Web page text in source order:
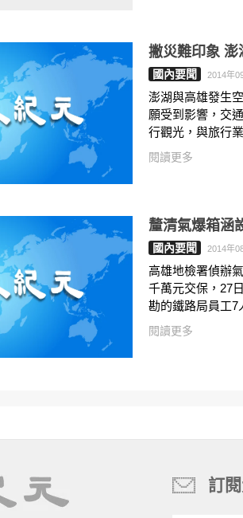
撇災難印象 澎
國內要聞 2014年
澎湖與高雄發生
願受到影響，交
行觀光，與旅行
閱讀更多
釐清氣爆箱涵
國內要聞 2014年
高雄地檢署偵辦
千萬元交保，27
勘的鐵路局員工7
閱讀更多
訂